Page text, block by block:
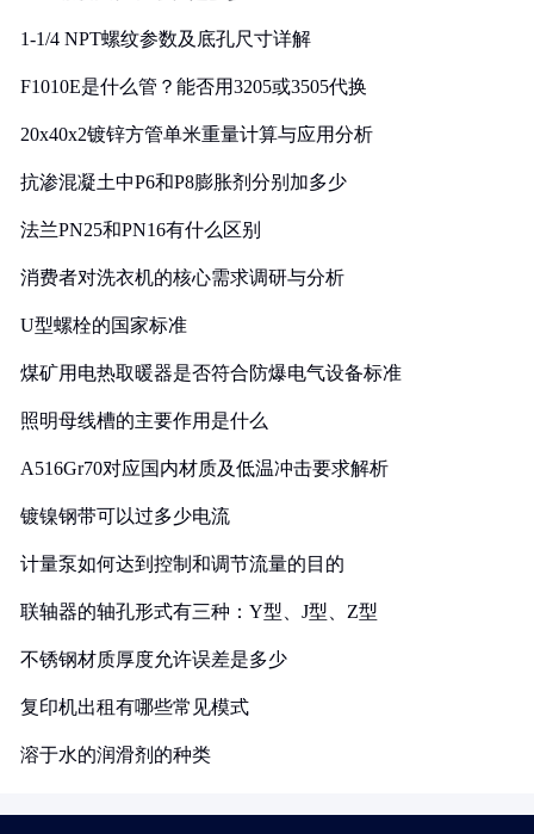
1-1/4 NPT螺纹参数及底孔尺寸详解
F1010E是什么管？能否用3205或3505代换
20x40x2镀锌方管单米重量计算与应用分析
抗渗混凝土中P6和P8膨胀剂分别加多少
法兰PN25和PN16有什么区别
消费者对洗衣机的核心需求调研与分析
U型螺栓的国家标准
煤矿用电热取暖器是否符合防爆电气设备标准
照明母线槽的主要作用是什么
A516Gr70对应国内材质及低温冲击要求解析
镀镍钢带可以过多少电流
计量泵如何达到控制和调节流量的目的
联轴器的轴孔形式有三种：Y型、J型、Z型
不锈钢材质厚度允许误差是多少
复印机出租有哪些常见模式
溶于水的润滑剂的种类